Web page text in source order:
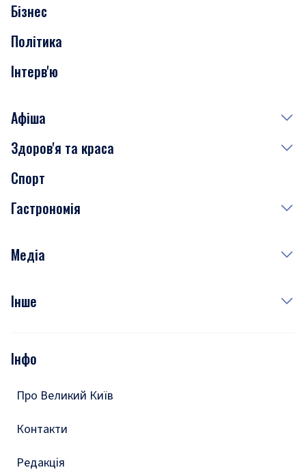
Транспорт
Бізнес
Політика
Інтерв'ю
Афіша
Сьогодні
Завтра
Субота
Здоров'я та краса
Медицина
Краса
Спорт
Гастрономія
Рецепти
Медіа
Фото
Подкасти
Інше
Тести
Інфо
Про Великий Київ
Контакти
Редакція